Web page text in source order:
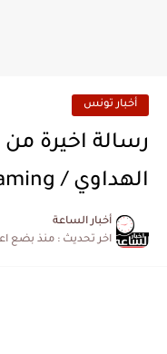
أخبار تونس
رسالة اخيرة
الهداوي / Video Streaming
أخبار الساعة
اخر تحديث : منذ بضع